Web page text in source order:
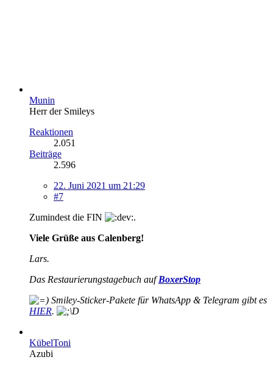
Munin
Herr der Smileys
Reaktionen
2.051
Beiträge
2.596
22. Juni 2021 um 21:29
#7
Zumindest die FIN
.
Viele Grüße aus Calenberg!
Lars.
Das Restaurierungstagebuch aufBoxerStop
Smiley-Sticker-Pakete für WhatsApp & Telegram gibt es
HIER.
KübelToni
Azubi